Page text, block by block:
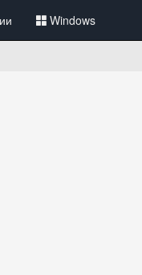
Windows